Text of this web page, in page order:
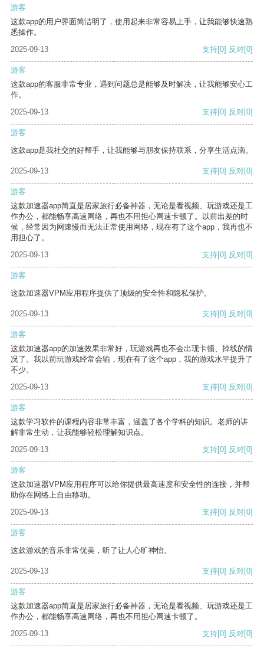
游客
这款app的用户界面简洁明了，使用起来非常容易上手，让我能够快速熟
悉操作。
2025-09-13
支持[0] 反对[0]
游客
这款app的客服非常专业，遇到问题总是能够及时解决，让我能够安心工
作。
2025-09-13
支持[0] 反对[0]
游客
这款app是我社交的好帮手，让我能够与朋友保持联系，分享生活点滴。
2025-09-13 支持[0] 反对[0]
游客
这款加速器app简直是居家旅行必备神器，无论是看视频、玩游戏还是工
作办公，都能畅享高速网络，再也不用担心网速卡顿了。以前出差的时
候，经常因为网速慢而无法正常使用网络，现在有了这个app，我再也不
用担心了。
2025-09-13
支持[0] 反对[0]
游客
这款加速器VPM应用程序提供了顶级的安全性和隐私保护。
2025-09-13 支持[0] 反对[0]
游客
这款加速器app的加速效果非常好，玩游戏再也不会出现卡顿、掉线的情
况了。我以前玩游戏经常会输，现在有了这个app，我的游戏水平提升了
不少。
2025-09-13
支持[0] 反对[0]
游客
这款学习软件的课程内容非常丰富，涵盖了各个学科的知识。老师的讲
解非常生动，让我能够轻松理解知识点。
2025-09-13
支持[0] 反对[0]
游客
这款加速器VPM应用程序可以给你提供最高速度和安全性的连接，并帮
助你在网络上自由移动。
2025-09-13
支持[0] 反对[0]
游客
这款游戏的音乐非常优美，听了让人心旷神怡。
2025-09-13 支持[0] 反对[0]
游客
这款加速器app简直是居家旅行必备神器，无论是看视频、玩游戏还是工
作办公，都能畅享高速网络，再也不用担心网速卡顿了。
2025-09-13
支持[0] 反对[0]